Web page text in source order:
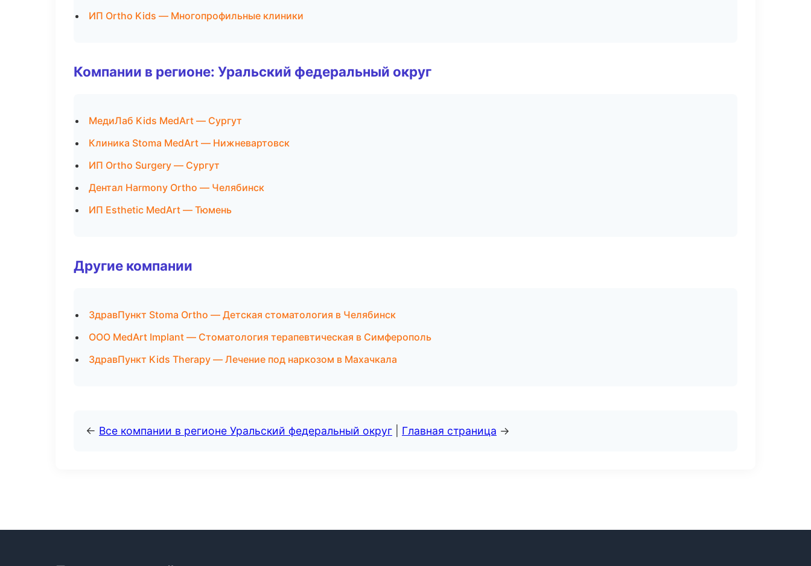
ИП Ortho Kids — Многопрофильные клиники
Компании в регионе: Уральский федеральный округ
МедиЛаб Kids MedArt — Сургут
Клиника Stoma MedArt — Нижневартовск
ИП Ortho Surgery — Сургут
Дентал Harmony Ortho — Челябинск
ИП Esthetic MedArt — Тюмень
Другие компании
ЗдравПункт Stoma Ortho — Детская стоматология в Челябинск
ООО MedArt Implant — Стоматология терапевтическая в Симферополь
ЗдравПункт Kids Therapy — Лечение под наркозом в Махачкала
← Все компании в регионе Уральский федеральный округ Главная страница →